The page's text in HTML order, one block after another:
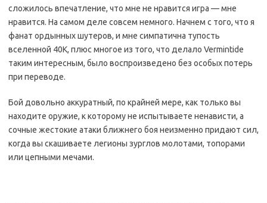
сложилось впечатление, что мне не нравится игра — мне
нравится. На самом деле совсем немного. Начнем с того, что я
фанат ордынных шутеров, и мне симпатична тупость
вселенной 40K, плюс многое из того, что делало Vermintide
таким интересным, было воспроизведено без особых потерь
при переводе.
Бой довольно аккуратный, по крайней мере, как только вы
находите оружие, к которому не испытываете ненависти, а
сочные жестокие атаки ближнего боя неизменно придают сил,
когда вы скашиваете легионы зурглов молотами, топорами
или цепными мечами.